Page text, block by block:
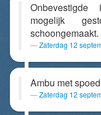
mogelijk
schoongemaakt.
Zaterdag 12
Ambu met
Zaterdag 12